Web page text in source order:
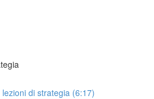
di strategia (6:17)